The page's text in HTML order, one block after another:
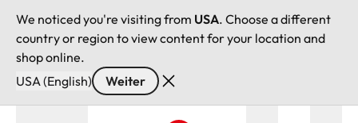
We noticed you're visiting from USA. Choose a different
country or region to view content for your location and
shop online.
USA (English)
Weiter